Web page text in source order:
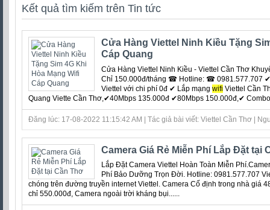
Kết quả tìm kiếm trên Tin tức
Cửa Hàng Viettel Ninh Kiều Tặng
Cáp Quang
Cửa Hàng Viettel Ninh Kiều - Viettel Cần Thơ
Chỉ 150.000đ/tháng ☎ Hotline: ☎ 0981.577.707 ✔
Viettel với chi phí 0đ ‎✔ Lắp mạng wifi Viettel Cần
Quang Viette Cần Thơ,✔40Mbps 135.000đ ✔80Mbps 150.000đ,✔ Combo
Đăng lúc: 17-08-2022 11:15:42 AM | Tác giả bài viết: Viettel Cần Thơ |
Camera Giá Rẻ Miễn Phí Lắp Đặt tại
Lắp Đặt Camera Viettel Hoàn Toàn Miễn
Phí Bảo Dưỡng Trọn Đời. Hotline: 0981.577.707
chóng trên đường truyền internet Viettel. Camera Cố định trong nhà giá
chỉ 550.000đ, Camera ngoài trời kháng bụi......